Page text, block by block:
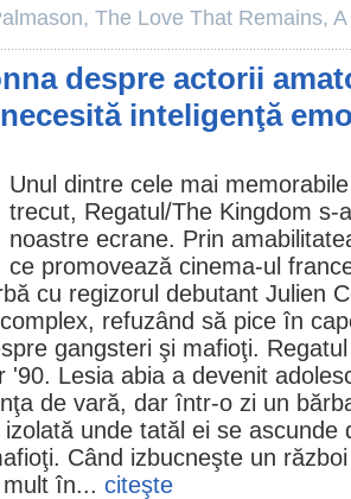
, The Love That Remains,
despre actorii
inteligenţă
Unul dintre cele mai
trecut, Regatul/The Kingdom s-
noastre ecrane. Prin
ce promovează cinema-ul
cu regizorul debutant Julien
refuzând să pice în
gangsteri şi mafioţi.
'90. Lesia abia a devenit
de vară, dar într-o zi un
unde tatăl ei se
Când izbucneşte un
în... citeşte